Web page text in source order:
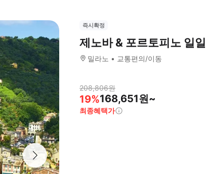
즉시확정
제노바 & 포르토피노 일
밀라노 교통편의/이동
208,806원
19%168,651원~
최종혜택가